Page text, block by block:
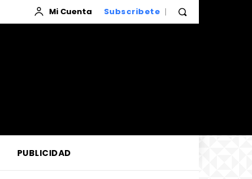
Mi Cuenta Subscribete
PUBLICIDAD